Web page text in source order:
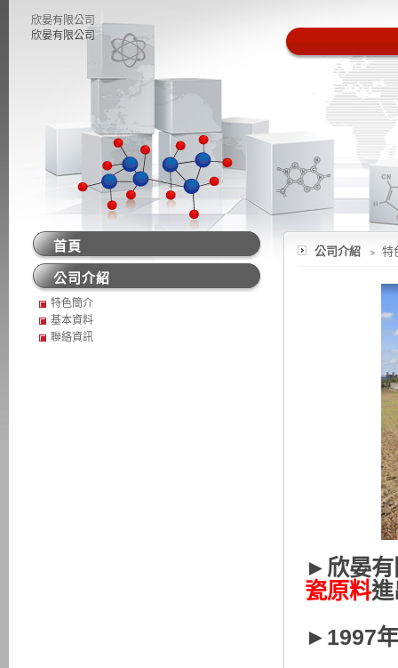
欣晏有限公司
欣晏有限公司
公司介紹 ﹥ 特
►欣晏有
瓷原料
►1997
首頁
公司介紹
特色簡介
基本資料
聯絡資訊